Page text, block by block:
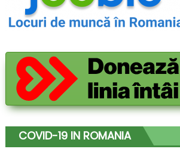
COVID-19 IN ROMANIA